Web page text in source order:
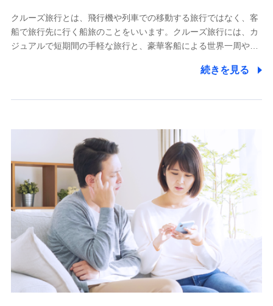
クルーズ旅行とは、飛行機や列車での移動する旅行ではなく、客
船で旅行先に行く船旅のことをいいます。クルーズ旅行には、カ
ジュアルで短期間の手軽な旅行と、豪華客船による世界一周や…
続きを見る